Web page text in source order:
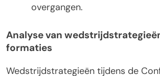
overgangen.
Analyse van
formaties
Wedstrijdstrategieën tijdens de